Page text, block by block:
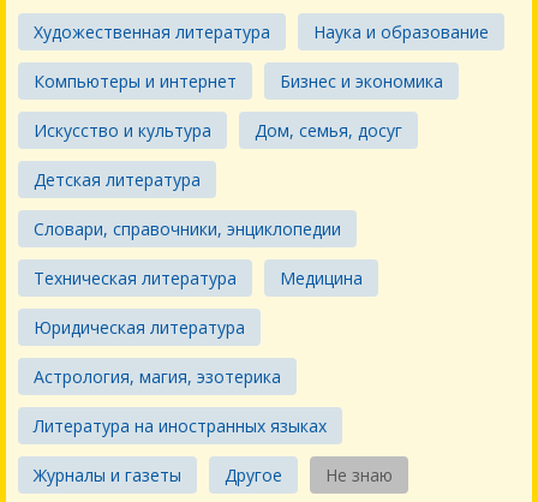
Художественная литература Наука и образование
Компьютеры и интернет Бизнес и экономика
Искусство и культура Дом, семья, досуг
Детская литература
Словари, справочники, энциклопедии
Техническая литература Медицина
Юридическая литература
Астрология, магия, эзотерика
Литература на иностранных языках
Журналы и газеты Другое Не знаю